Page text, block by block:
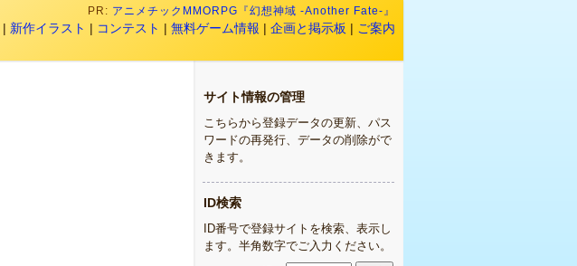
PR: アニメチックMMORPG『幻想神域 -Another Fate-』
| 新作イラスト | コンテスト | 無料ゲーム情報 | 企画と掲示板 | ご案内
サイト情報の管理
こちらから登録データの更新、パス
ワードの再発行、データの削除がで
きます。
ID検索
ID番号で登録サイトを検索、表示し
ます。半角数字でご入力ください。